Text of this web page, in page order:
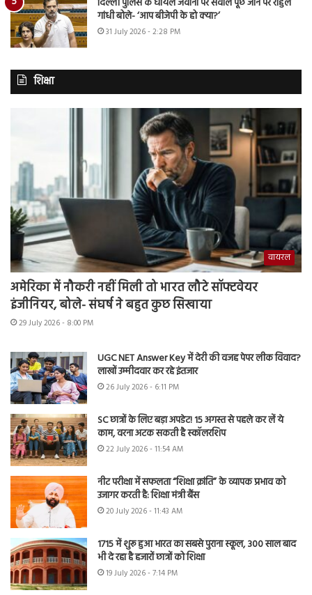
दिल्ली पुलिस के घायल जवानों पर सवाल पूछे जाने पर राहुल
गांधी बोले- ‘आप बीजेपी के हो क्या?’
31 July 2026 - 2:28 PM
शिक्षा
वायरल
अमेरिका में नौकरी नहीं मिली तो भारत लौटे सॉफ्टवेयर
इंजीनियर, बोले- संघर्ष ने बहुत कुछ सिखाया
29 July 2026 - 8:00 PM
UGC NET Answer Key में देरी की वजह पेपर लीक विवाद?
लाखों उम्मीदवार कर रहे इंतजार
26 July 2026 - 6:11 PM
SC छात्रों के लिए बड़ा अपडेट! 15 अगस्त से पहले कर लें ये
काम, वरना अटक सकती है स्कॉलरशिप
22 July 2026 - 11:54 AM
नीट परीक्षा में सफलता “शिक्षा क्रांति” के व्यापक प्रभाव को
उजागर करती है: शिक्षा मंत्री बैंस
20 July 2026 - 11:43 AM
1715 में शुरू हुआ भारत का सबसे पुराना स्कूल, 300 साल बाद
भी दे रहा है हजारों छात्रों को शिक्षा
19 July 2026 - 7:14 PM